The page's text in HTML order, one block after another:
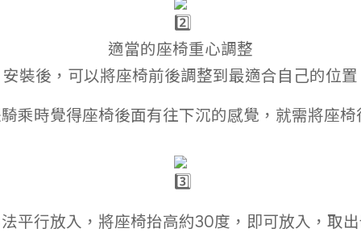
適當的座椅重心調整
安裝後，可以將座椅前後調整到最適合自己的位置
乘時覺得座椅後面有往下沉的感覺，就需將座椅
平行放入，將座椅抬高約30度，即可放入，取